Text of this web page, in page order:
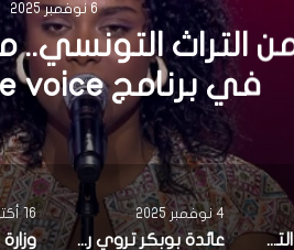
4 نوفمبر 2025
تروي رحلتها
أول ظهور إعلامي منذ
عائدة بوبكر تروي رحلتها من الفن إلى الحجاب في أول ظهور إعلامي منذ 20 سنة
16 أكتوبر 2025
وزارة الثقافة تنعى الممثل علي الفارسي
25 سبتمبر 2025